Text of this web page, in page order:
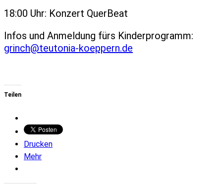
18:00 Uhr: Konzert QuerBeat
Infos und Anmeldung fürs Kinderprogramm:
grinch@teutonia-koeppern.de
Teilen
Drucken
Mehr